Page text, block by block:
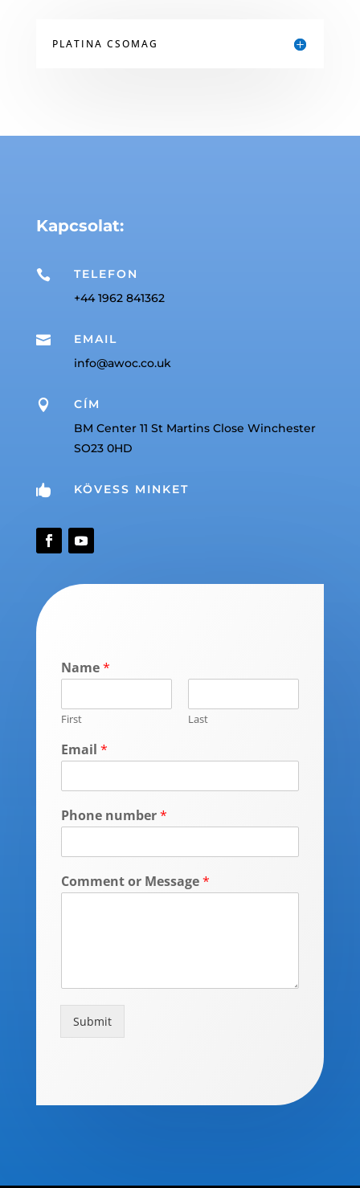
PLATINA CSOMAG
Kapcsolat:

TELEFON
+44 1962 841362

EMAIL
info@awoc.co.uk

CÍM
BM Center 11 St Martins Close Winchester
SO23 0HD
 KÖVESS MINKET
Name*
First Last
Email *
Phone number*
Comment or Message*
Submit